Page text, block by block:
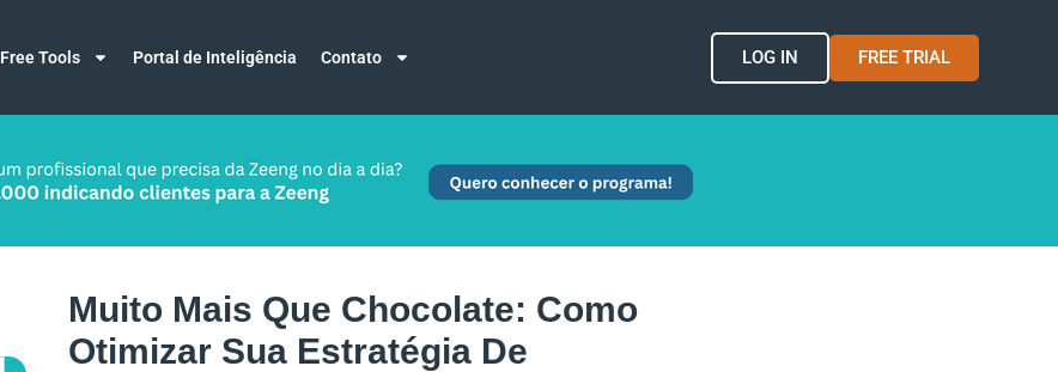
Free Tools Portal de Inteligência Contato LOG IN FREE TRIAL
Muito Mais Que Chocolate: Como
Otimizar Sua Estratégia De